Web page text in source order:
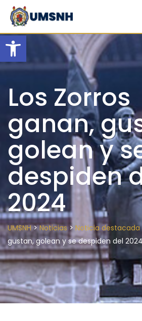
Open toolbar
Skip
content
Los Zorros
ganan,
golean y
despiden
2024
UMSNH>Noticias> Noticia destacada
gustan, golean y se despiden del 2024